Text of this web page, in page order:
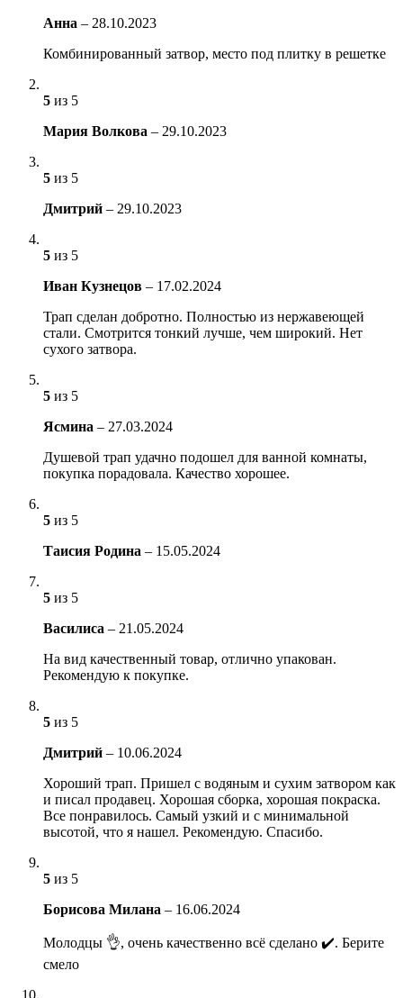
Анна – 28.10.2023
Комбинированный затвор, место под плитку в решетке
5 из 5
Мария Волкова – 29.10.2023
5 из 5
Дмитрий – 29.10.2023
5 из 5
Иван Кузнецов – 17.02.2024
Трап сделан добротно. Полностью из нержавеющей
стали. Смотрится тонкий лучше, чем широкий. Нет
сухого затвора.
5 из 5
Ясмина – 27.03.2024
Душевой трап удачно подошел для ванной комнаты,
покупка порадовала. Качество хорошее.
5 из 5
Таисия Родина – 15.05.2024
5 из 5
Василиса – 21.05.2024
На вид качественный товар, отлично упакован.
Рекомендую к покупке.
5 из 5
Дмитрий – 10.06.2024
Хороший трап. Пришел с водяным и сухим затвором как
и писал продавец. Хорошая сборка, хорошая покраска.
Все понравилось. Самый узкий и с минимальной
высотой, что я нашел. Рекомендую. Спасибо.
5 из 5
Борисова Милана – 16.06.2024
Молодцы 👌, очень качественно всё сделано ✔️. Берите
смело